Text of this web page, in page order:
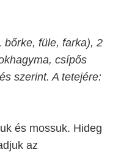
bőrke, füle, farka), 2
csípős
szerint. A tetejére:
és mossuk. Hideg
az